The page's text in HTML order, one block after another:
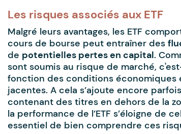
Les risques associés aux ETF
Malgré leurs avantages, les ETF
cours de bourse peut entraîner des
de potentielles pertes en capital.
sont soumis au risque de marché,
fonction des conditions économiques
jacentes. A cela s’ajoute encore parfois
contenant des titres en dehors de la
la performance de l’ETF s’éloigne de
essentiel de bien comprendre ces